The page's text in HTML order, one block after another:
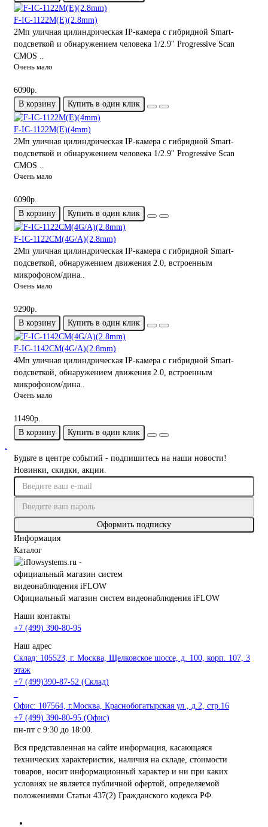
F-IC-1122M(E)(2.8mm)
2Мп уличная цилиндрическая IP-камера с гибридной Smart-
подсветкой и обнаружением человека 1/2.9'' Progressive Scan
CMOS ..
Очень мало
6090р.
В корзину
Купить в один клик
F-IC-1122M(E)(4mm)
2Мп уличная цилиндрическая IP-камера с гибридной Smart-
подсветкой и обнаружением человека 1/2.9'' Progressive Scan
CMOS ..
Очень мало
6090р.
В корзину
Купить в один клик
F-IC-1122CM(4G/A)(2.8mm)
2Мп уличная цилиндрическая IP-камера с гибридной Smart-
подсветкой, обнаружением движения 2.0, встроенным
микрофоном/дина..
Очень мало
9290р.
В корзину
Купить в один клик
F-IC-1142CM(4G/A)(2.8mm)
4Мп уличная цилиндрическая IP-камера с гибридной Smart-
подсветкой, обнаружением движения 2.0, встроенным
микрофоном/дина..
Очень мало
11490р.
В корзину
Купить в один клик
.
Будьте в центре событий - подпишитесь на наши новости!
Новинки, скидки, акции.
Оформить подписку
Информация
Каталог
Официальный магазин систем видеонаблюдения iFLOW
Наши контакты
+7 (499) 390-80-95
Наш адрес
Склад: 105523, г. Москва, Щелковское шоссе, д. 100, корп. 107, 3
этаж
+7 (499)390-87-52 (Склад)
Офис: 107564, г.Москва, Краснобогатырская ул., д.2, стр.16
+7 (499) 390-80-95 (Офис)
пн-пт с 9:30 до 18:00.
Вся представленная на сайте информация, касающаяся
технических характеристик, наличия на складе, стоимости
товаров, носит информационный характер и ни при каких
условиях не является публичной офертой, определяемой
положениями Статьи 437(2) Гражданского кодекса РФ.